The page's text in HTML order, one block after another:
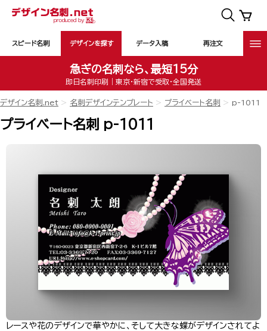
スピード名刺 デザインを探す データ入稿 再注文
急ぎの名刺なら、最短15分
即日名刺印刷｜東京・新宿で受取・全国発送
デザイン名刺.net 名刺デザインテンプレート プライベート名刺 p-1011
プライベート名刺 p-1011
レースや花のデザインで華やかに、そして大きな蝶がデザインされてよ